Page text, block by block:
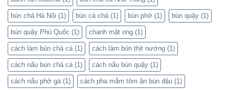
bún chả Hà Nội (1) bún cá chả(1) bún phở (1) bún quậy (1)
bún quậy Phú Quốc (1) chanh mật ong (1)
cách làm bún chả cá(1) cách làm bún thịt nướng (1)
cách nấu bún chả cá(1) cách nấu bún quậy (1)
cách nấu phở gà(1) cách pha mắm tôm ăn bún đậu (1)